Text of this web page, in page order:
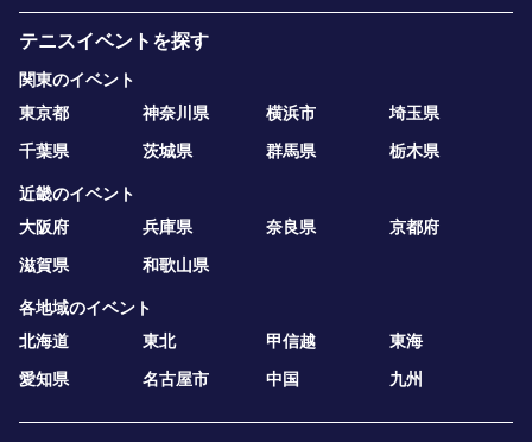
テニスイベントを探す
関東のイベント
東京都
神奈川県 横浜市
埼玉県
千葉県
茨城県 群馬県 栃木県
近畿のイベント
大阪府
兵庫県 奈良県
京都府
滋賀県
和歌山県
各地域のイベント
北海道
東北 甲信越
東海
愛知県
名古屋市 中国 九州